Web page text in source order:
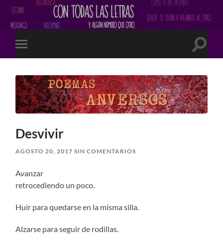
Alternar
el
móvil
Desvivir
AGOSTO 20, 2017 SIN COMENTARIOS
Avanzar
retrocediendo un poco.
Huir para quedarse en la misma silla.
Alzarse para seguir de rodillas.